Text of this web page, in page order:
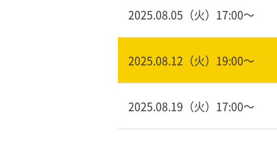
2025.08.05（火）17:00〜
2025.08.12（火）19:00〜
2025.08.19（火）17:00〜